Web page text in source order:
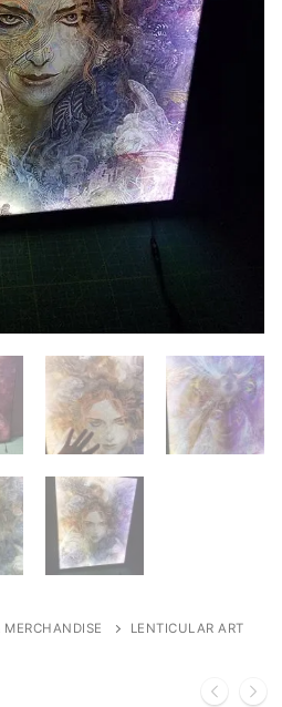
MERCHANDISE
LENTICULAR ART